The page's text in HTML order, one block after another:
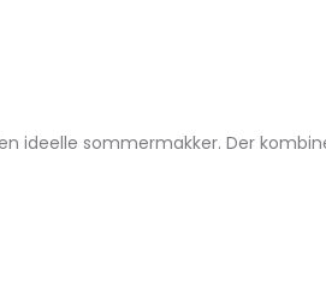
ideelle sommermakker. Der